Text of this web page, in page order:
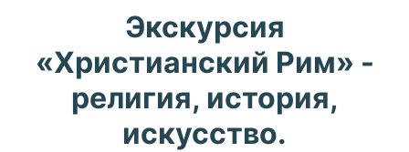
Экскурсия
«Христианский Рим» -
религия, история,
искусство.